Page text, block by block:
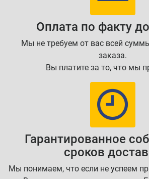
Оплата по факту
Мы не требуем от вас всей
заказа.
Вы платите за то, что мы
Гарантированное
сроков
Мы понимаем, что если не успеем